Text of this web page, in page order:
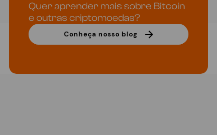
Quer aprender mais sobre Bitcoin
e outras criptomoedas?
Conheça nosso blog